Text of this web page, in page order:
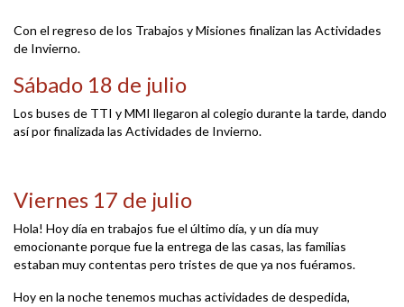
Con el regreso de los Trabajos y Misiones finalizan las Actividades
de Invierno.
Sábado 18 de julio
Los buses de TTI y MMI llegaron al colegio durante la tarde, dando
así por finalizada las Actividades de Invierno.
Viernes 17 de julio
Hola! Hoy día en trabajos fue el último día, y un día muy
emocionante porque fue la entrega de las casas, las familias
estaban muy contentas pero tristes de que ya nos fuéramos.
Hoy en la noche tenemos muchas actividades de despedida,